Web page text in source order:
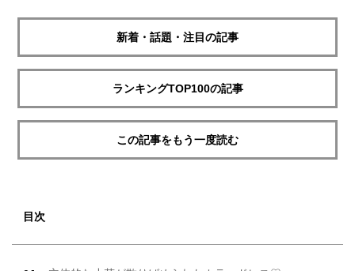
新着・話題・注目の記事
ランキングTOP100の記事
この記事をもう一度読む
目次